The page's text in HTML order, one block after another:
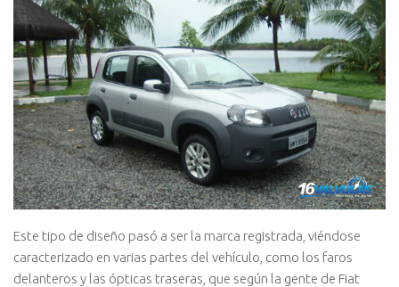
Este tipo de diseño pasó a ser la marca registrada, viéndose
caracterizado en varias partes del vehículo, como los faros
delanteros y las ópticas traseras, que según la gente de Fiat